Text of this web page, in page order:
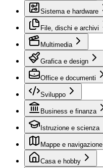
Sistema e hardware
File, dischi e archivi
Multimedia
Grafica e design
Office e documenti
Sviluppo
Business e finanza
Istruzione e scienza
Mappe e navigazione
Casa e hobby